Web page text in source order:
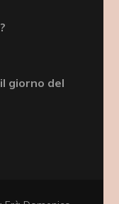
giorno del